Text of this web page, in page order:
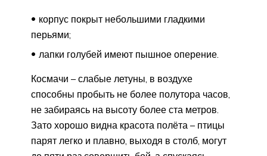
корпус покрыт небольшими гладкими
перьями;
лапки голубей имеют пышное оперение.
Космачи – слабые летуны, в воздухе
способны пробыть не более полутора часов,
не забираясь на высоту более ста метров.
Зато хорошо видна красота полёта – птицы
парят легко и плавно, выходя в столб, могут